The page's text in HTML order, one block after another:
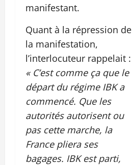
manifestant.
Quant à la répression de
la manifestation,
l’interlocuteur rappelait :
« C’est comme ça que le
départ du régime IBK a
commencé. Que les
autorités autorisent ou
pas cette marche, la
France pliera ses
bagages. IBK est parti,